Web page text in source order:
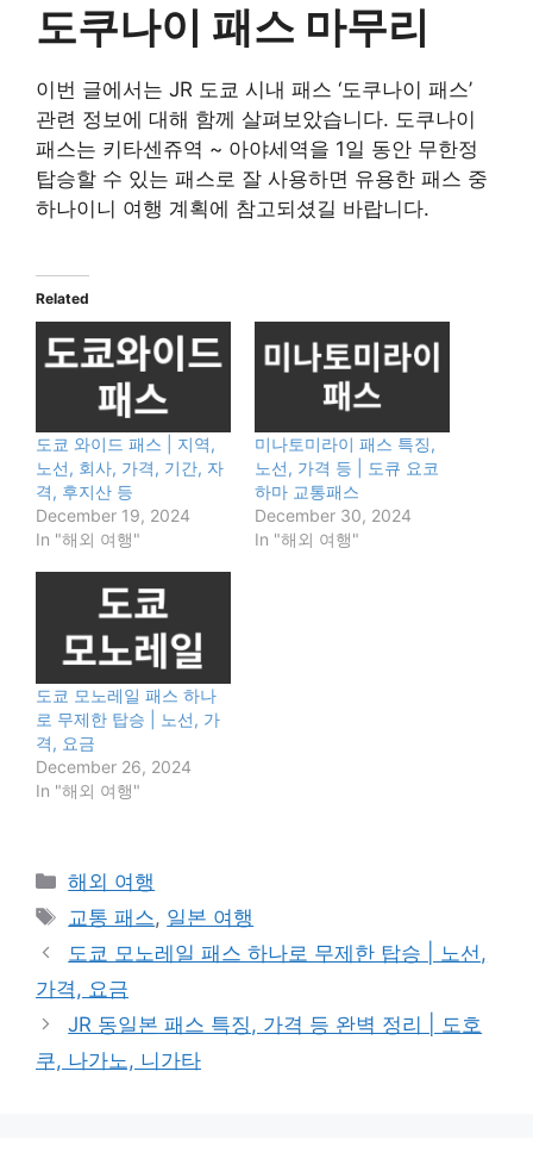
도쿠나이 패스 마무리
이번 글에서는 JR 도쿄 시내 패스 ‘도쿠나이 패스’
관련 정보에 대해 함께 살펴보았습니다. 도쿠나이
패스는 키타센쥬역 ~ 아야세역을 1일 동안 무한정
탑승할 수 있는 패스로 잘 사용하면 유용한 패스 중
하나이니 여행 계획에 참고되셨길 바랍니다.
Related
도쿄 와이드 패스 | 지역,
노선, 회사, 가격, 기간, 자
격, 후지산 등
December 19, 2024
In "해외 여행"
미나토미라이 패스 특징,
노선, 가격 등 | 도큐 요코
하마 교통패스
December 30, 2024
In "해외 여행"
도쿄 모노레일 패스 하나
로 무제한 탑승 | 노선, 가
격, 요금
December 26, 2024
In "해외 여행"
Categories
해외 여행
Tags
교통 패스, 일본 여행
도쿄 모노레일 패스 하나로 무제한 탑승 | 노선,
가격, 요금
JR 동일본 패스 특징, 가격 등 완벽 정리 | 도호
쿠, 나가노, 니가타